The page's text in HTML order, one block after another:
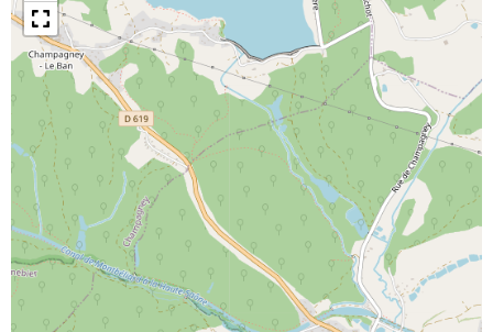
Horodatage Photos